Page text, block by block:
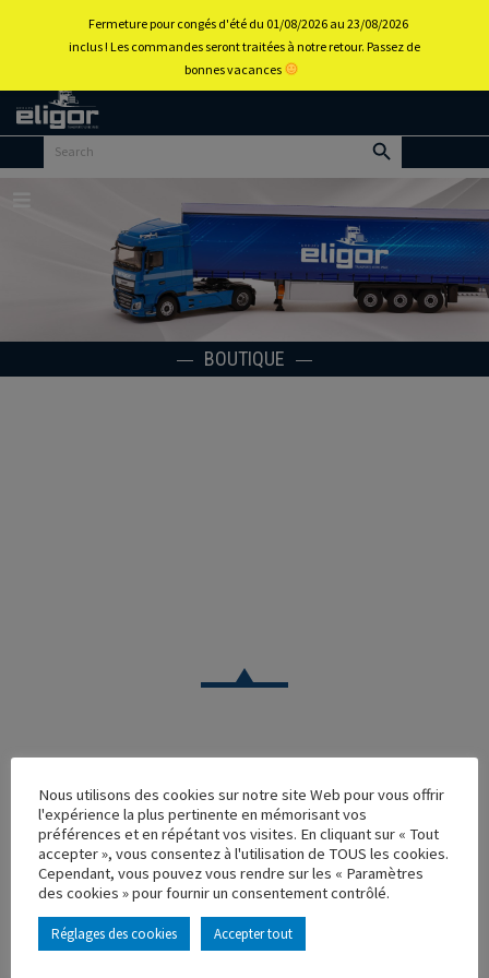
Retour
BOUTIQUE
CAMION
VOLVO F12 SODIAMA
Réf. : 110370
Rupture de stock
Caractéristique principales :
Nous utilisons des cookies sur notre site Web pour vous offrir
l'expérience la plus pertinente en mémorisant vos
préférences et en répétant vos visites. En cliquant sur « Tout
accepter », vous consentez à l'utilisation de TOUS les cookies.
Cependant, vous pouvez vous rendre sur les « Paramètres
des cookies » pour fournir un consentement contrôlé.
Réglages des cookies Accepter tout
Fermeture pour congés d'été du 01/08/2026 au 23/08/2026
inclus ! Les commandes seront traitées à notre retour. Passez de
bonnes vacances